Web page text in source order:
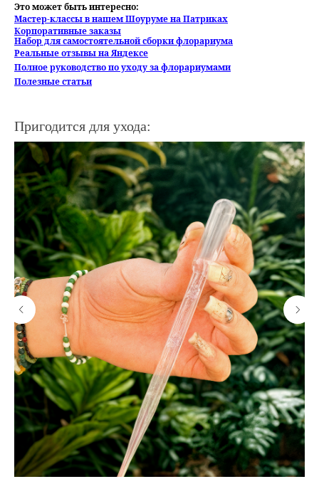
Это может быть интересно:
Мастер-классы в нашем Шоуруме на Патриках
Корпоративные заказы
Набор для самостоятельной сборки флорариума
Реальные отзывы на Яндексе
Полное руководство по уходу за флорариумами
Полезные статьи
Пригодится для ухода: